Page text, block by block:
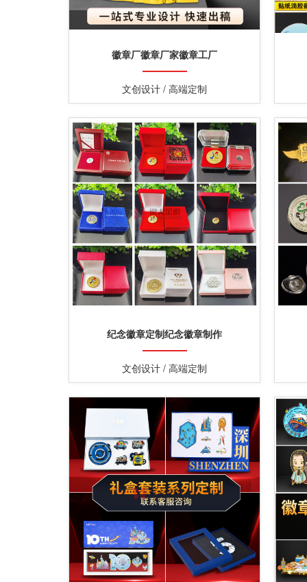
徽章厂徽章厂家徽章工厂
文创设计 / 高端定制
纪念徽章定制纪念徽章制作
文创设计 / 高端定制